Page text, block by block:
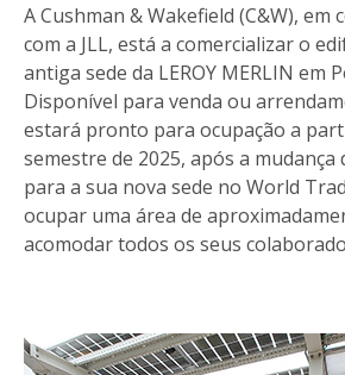
A Cushman & Wakefield (C&W), em
com a JLL, está a comercializar o
antiga sede da LEROY MERLIN em
Disponível para venda ou
estará pronto para ocupação a
semestre de 2025, após a
para a sua nova sede no World
ocupar uma área de
acomodar todos os seus